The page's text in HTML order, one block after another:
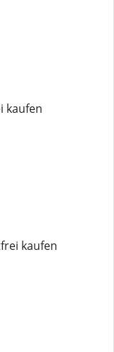
kaufen
kaufen